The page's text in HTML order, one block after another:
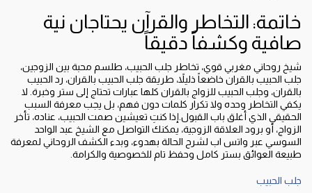
خاتمة: التخاطر والقرآن يحتاجان نية
صافية وكشفاً دقيقاً
شيخ روحاني مغربي قوي، تخاطر جلب الحبيب، طلسم محبة بين الزوجين،
جلب الحبيب بالقران خاضعاً ذليلاً، طريقة جلب الحبيب بالقران، رد الحبيب
بالقران، وجلب الحبيب للزواج بالقران كلها عبارات تحتاج إلى ستر وخبرة. لا
يكفي التخاطر وحده ولا تكرار كلمات دون فهم، بل يجب معرفة السبب
الحقيقي الذي أغلق باب القبول.إذا كنتِ تعيشين صمت الحبيب، عناده، تأخر
الزواج، أو برود العلاقة الزوجية، يمكنك التواصل مع الشيخ عبد الواحد
السوسي عبر واتس اب لشرح الحالة بهدوء، وبدء الكشف الروحاني لمعرفة
طبيعة العوائق بستر كامل وحفظ تام للخصوصية والكرامة.
جلب الحبيب